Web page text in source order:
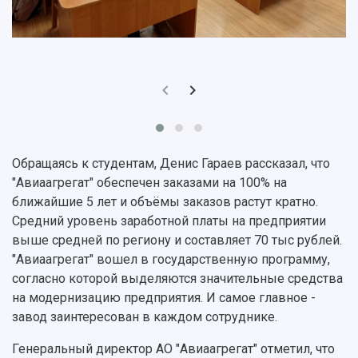
Музеи
Учебный аэродром
Официальные документы
Отчеты о проведенных конференциях
Обращаясь к студентам, Денис Гараев рассказал, что
"Авиаагрегат" обеспечен заказами на 100% на
ближайшие 5 лет и объёмы заказов растут кратно.
Средний уровень заработной платы на предприятии
выше средней по региону и составляет 70 тыс рублей.
"Авиаагрегат" вошел в государственную программу,
согласно которой выделяются значительные средства
на модернизацию предприятия. И самое главное -
завод заинтересован в каждом сотруднике.
Генеральный директор АО "Авиаагрегат" отметил, что